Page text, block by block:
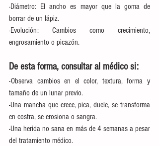
-Diámetro: El ancho es mayor que la goma de
borrar de un lápiz.
-Evolución: Cambios como crecimiento,
engrosamiento o picazón.
De esta forma, consultar al médico si:
-Observa cambios en el color, textura, forma y
tamaño de un lunar previo.
-Una mancha que crece, pica, duele, se transforma
en costra, se erosiona o sangra.
-Una herida no sana en más de 4 semanas a pesar
del tratamiento médico.